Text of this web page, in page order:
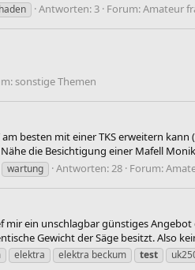
Antworten: 3 Forum:Amateur
sonstige Themen
besten mit einer TKS erweitern
die Besichtigung einer Mafell
wartung Antworten: 28 Forum:
ein unschlagbar günstiges
Gewicht der Säge besitzt. Also
elektra elektra beckum test